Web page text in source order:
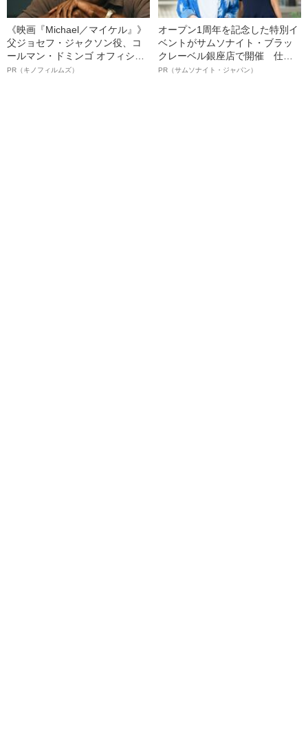
《映画『Michael／マイケル』》
父ジョセフ・ジャクソン役、コ
ールマン・ドミンゴ オフィシャ
ルインタビュー“観客を魅了した
PR（キノフィルムズ）
オープン1周年を記念した特別イ
ベントがサムソナイト・ブラッ
クレーベル銀座店で開催 仕事
も人生も自分らしく～笑顔あふ
PR（サムソナイト・ジャパン）